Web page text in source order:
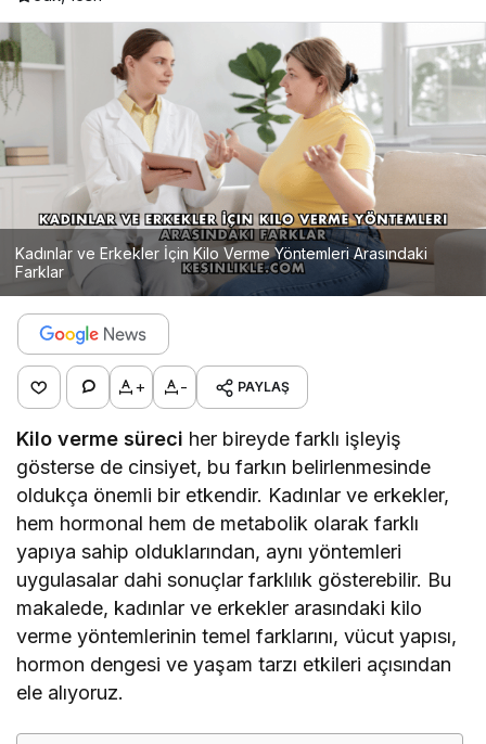
Kadınlar ve Erkekler İçin Kilo Verme Yöntemleri Arasındaki
Farklar
+ - PAYLAŞ
Kilo verme süreci her bireyde farklı işleyiş
gösterse de cinsiyet, bu farkın belirlenmesinde
oldukça önemli bir etkendir. Kadınlar ve erkekler,
hem hormonal hem de metabolik olarak farklı
yapıya sahip olduklarından, aynı yöntemleri
uygulasalar dahi sonuçlar farklılık gösterebilir. Bu
makalede, kadınlar ve erkekler arasındaki kilo
verme yöntemlerinin temel farklarını, vücut yapısı,
hormon dengesi ve yaşam tarzı etkileri açısından
ele alıyoruz.